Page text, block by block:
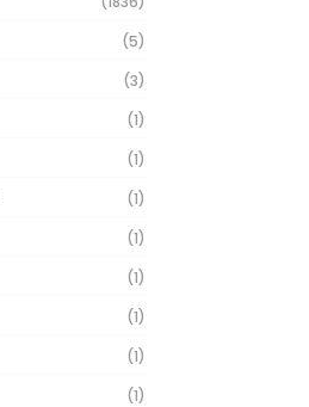
(5)
(3)
(1)
(1)
(1)
(1)
(1)
(1)
(1)
(1)